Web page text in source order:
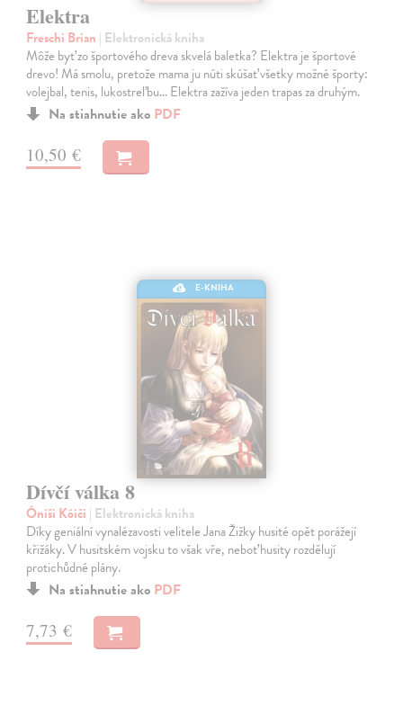
Elektra
Freschi Brian | Elektronická kniha
Môže byť zo športového dreva skvelá baletka? Elektra je športové
drevo! Má smolu, pretože mama ju núti skúšať všetky možné športy:
volejbal, tenis, lukostreľbu… Elektra zažíva jeden trapas za druhým.
Na stiahnutie ako PDF
10,50 €
E-KNIHA
Dívčí válka 8
Óniši Kóiči | Elektronická kniha
Díky geniální vynalézavosti velitele Jana Žižky husité opět porážejí
křižáky. V husitském vojsku to však vře, neboť husity rozdělují
protichůdné plány.
Na stiahnutie ako PDF
7,73 €